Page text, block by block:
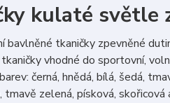
kulaté světle
bavlněné tkaničky zpevněné
vhodné do sportovní,
černá, hnědá, bílá, šedá,
tmavě zelená, písková, skořicová